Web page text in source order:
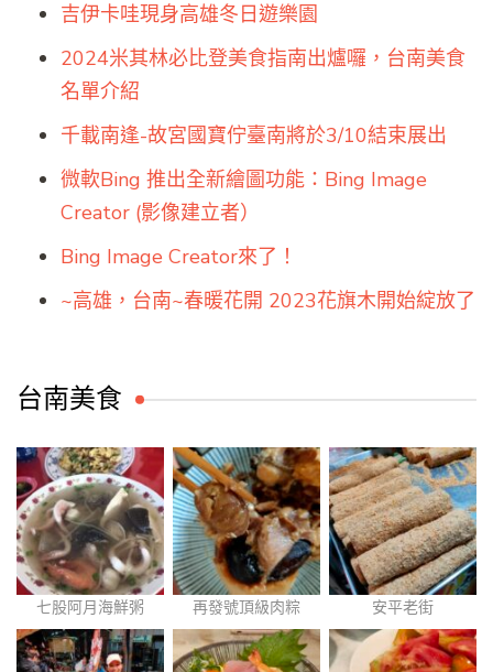
吉伊卡哇現身高雄冬日遊樂園
2024米其林必比登美食指南出爐囉，台南美食
名單介紹
千載南逢-故宮國寶佇臺南將於3/10結束展出
微軟Bing 推出全新繪圖功能：Bing Image
Creator (影像建立者）
Bing Image Creator來了！
~高雄，台南~春暖花開 2023花旗木開始綻放了
台南美食
七股阿月海鮮粥 再發號頂級肉粽 安平老街